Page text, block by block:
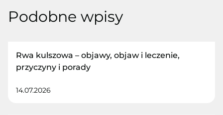
Podobne wpisy
Rwa kulszowa – objawy, objaw i leczenie,
przyczyny i porady
14.07.2026